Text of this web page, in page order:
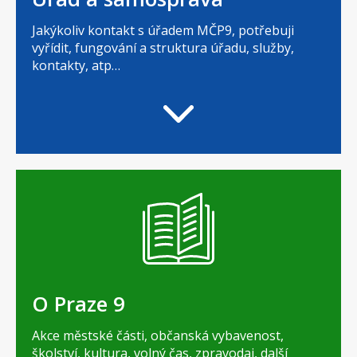
Jakýkoliv kontakt s úřadem MČP9, potřebuji
vyřídit, fungování a struktura úřadu, služby,
kontakty, atp…
O Praze 9
Akce městské části, občanská vybavenost,
školství, kultura, volný čas, zpravodaj, další